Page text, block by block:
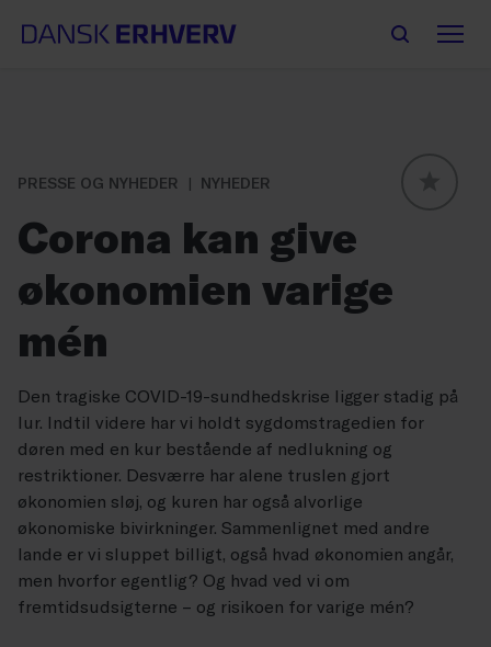
PRESSE OG NYHEDER
NYHEDER
Corona kan give
økonomien varige
mén
Den tragiske COVID-19-sundhedskrise ligger stadig på
lur. Indtil videre har vi holdt sygdomstragedien for
døren med en kur bestående af nedlukning og
restriktioner. Desværre har alene truslen gjort
økonomien sløj, og kuren har også alvorlige
økonomiske bivirkninger. Sammenlignet med andre
lande er vi sluppet billigt, også hvad økonomien angår,
men hvorfor egentlig? Og hvad ved vi om
fremtidsudsigterne – og risikoen for varige mén?